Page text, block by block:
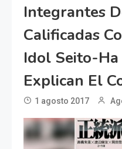
Integrantes
Calificadas
Idol Seito-
Explican El
1 agosto 2017